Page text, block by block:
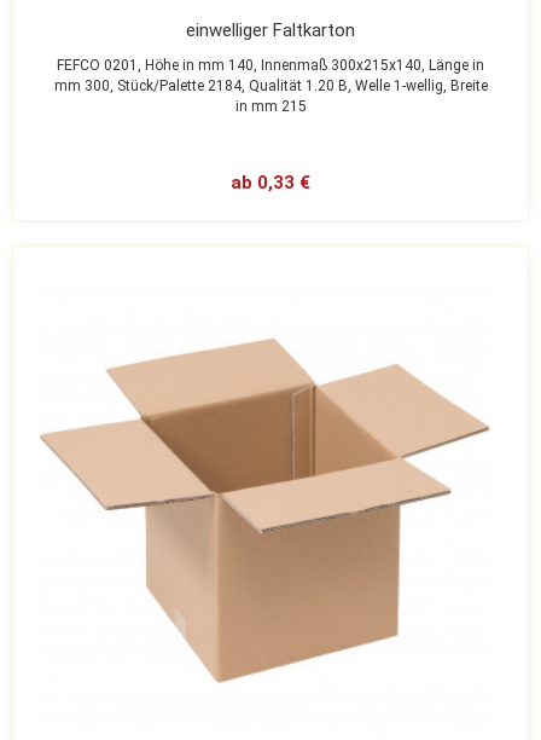
einwelliger Faltkarton
FEFCO 0201, Höhe in mm 140, Innenmaß 300x215x140, Länge in
mm 300, Stück/Palette 2184, Qualität 1.20 B, Welle 1-wellig, Breite
in mm 215
ab 0,33 €